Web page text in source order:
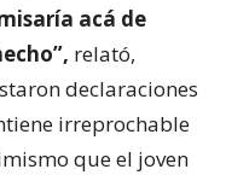
acá de
relató,
declaraciones
irreprochable
que el joven